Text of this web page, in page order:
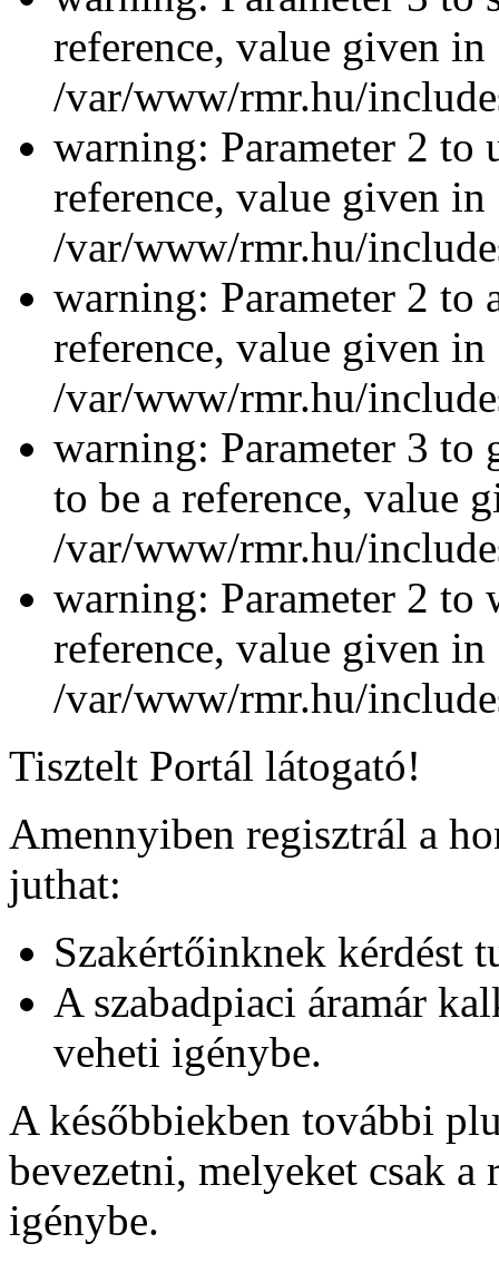
reference, value given in
/var/www/rmr.hu/
warning: Parameter 2 to
reference, value given in
/var/www/rmr.hu/
warning: Parameter 2 to
reference, value given in
/var/www/rmr.hu/
warning: Parameter 3 to
to be a reference, value
/var/www/rmr.hu/
warning: Parameter 2 to
reference, value given in
/var/www/rmr.hu/
Tisztelt Portál látogató!
Amennyiben regisztrál a
juthat:
Szakértőinknek kérdést
A szabadpiaci áramár
veheti igénybe.
A későbbiekben további
bevezetni, melyeket csak
igénybe.